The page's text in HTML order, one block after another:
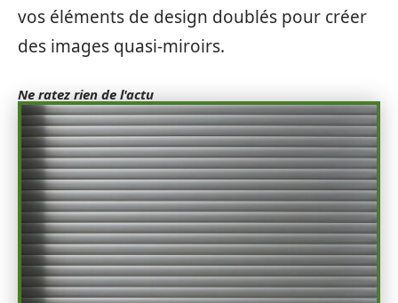
vos éléments de design doublés pour créer
des images quasi-miroirs.
Ne ratez rien de l'actu